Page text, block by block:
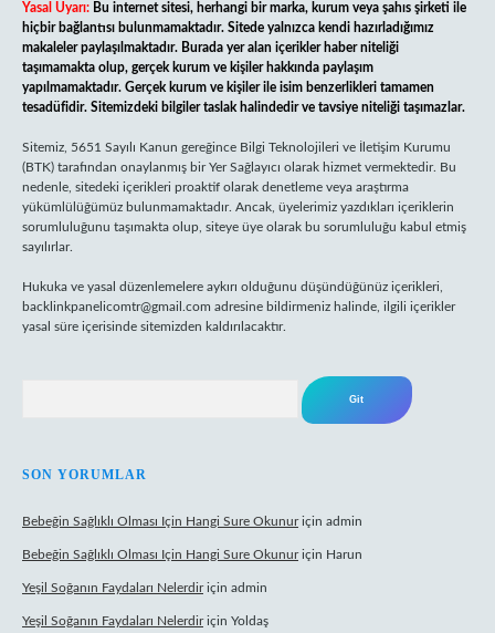
Yasal Uyarı: Bu internet sitesi, herhangi bir marka, kurum veya şahıs şirketi ile
hiçbir bağlantısı bulunmamaktadır. Sitede yalnızca kendi hazırladığımız
makaleler paylaşılmaktadır. Burada yer alan içerikler haber niteliği
taşımamakta olup, gerçek kurum ve kişiler hakkında paylaşım
yapılmamaktadır. Gerçek kurum ve kişiler ile isim benzerlikleri tamamen
tesadüfidir. Sitemizdeki bilgiler taslak halindedir ve tavsiye niteliği taşımazlar.
Sitemiz, 5651 Sayılı Kanun gereğince Bilgi Teknolojileri ve İletişim Kurumu
(BTK) tarafından onaylanmış bir Yer Sağlayıcı olarak hizmet vermektedir. Bu
nedenle, sitedeki içerikleri proaktif olarak denetleme veya araştırma
yükümlülüğümüz bulunmamaktadır. Ancak, üyelerimiz yazdıkları içeriklerin
sorumluluğunu taşımakta olup, siteye üye olarak bu sorumluluğu kabul etmiş
sayılırlar.
Hukuka ve yasal düzenlemelere aykırı olduğunu düşündüğünüz içerikleri,
backlinkpanelicomtr@gmail.com adresine bildirmeniz halinde, ilgili içerikler
yasal süre içerisinde sitemizden kaldırılacaktır.
SON YORUMLAR
Bebeğin Sağlıklı Olması Için Hangi Sure Okunuriçin admin
Bebeğin Sağlıklı Olması Için Hangi Sure Okunuriçin Harun
Yeşil Soğanın Faydaları Nelerdiriçin admin
Yeşil Soğanın Faydaları Nelerdiriçin Yoldaş